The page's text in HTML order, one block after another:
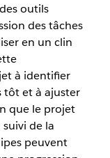
outils
des tâches
en un clin
à identifier
tôt et à ajuster
que le projet
de la
peuvent